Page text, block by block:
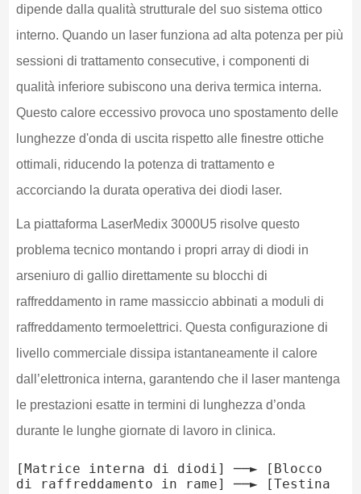
dipende dalla qualità strutturale del suo sistema ottico
interno. Quando un laser funziona ad alta potenza per più
sessioni di trattamento consecutive, i componenti di
qualità inferiore subiscono una deriva termica interna.
Questo calore eccessivo provoca uno spostamento delle
lunghezze d'onda di uscita rispetto alle finestre ottiche
ottimali, riducendo la potenza di trattamento e
accorciando la durata operativa dei diodi laser.
La piattaforma LaserMedix 3000U5 risolve questo
problema tecnico montando i propri array di diodi in
arseniuro di gallio direttamente su blocchi di
raffreddamento in rame massiccio abbinati a moduli di
raffreddamento termoelettrici. Questa configurazione di
livello commerciale dissipa istantaneamente il calore
dall’elettronica interna, garantendo che il laser mantenga
le prestazioni esatte in termini di lunghezza d’onda
durante le lunghe giornate di lavoro in clinica.
[Matrice interna di diodi] ──► [Blocco
di raffreddamento in rame] ──► [Testina